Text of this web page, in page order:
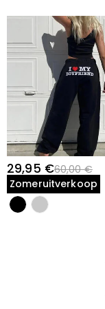
29,95 €60,00 €
Zomeruitverkoop